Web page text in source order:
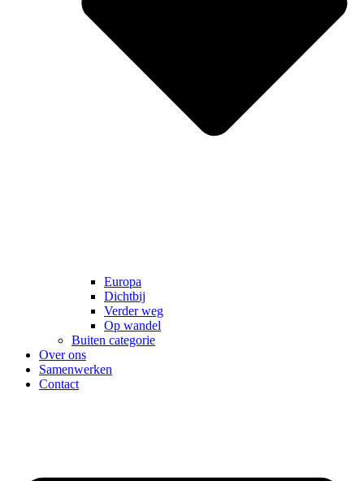
Europa
Dichtbij
Verder weg
Op wandel
Buiten categorie
Over ons
Samenwerken
Contact